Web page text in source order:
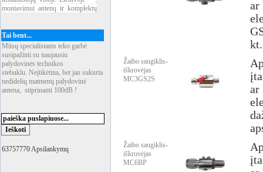
montavimui antenų ir komplektų
Tai bent...
Mūsų specialistams teko garbė
susipažinti su naujausiu
palydovinės technikos
stebuklu. Neįtikėtina, bet jau sukurta
nedidelių matmenų palydovinė
antena, stiprinanti 100dB !
63757770 Apsilankymų
ar
Žaibo saugiklis-
iškrovėjas
MC3GS2S
ar
Žaibo saugiklis-
iškrovėjas
MC6BP